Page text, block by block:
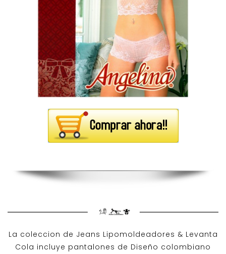
La coleccion de Jeans Lipomoldeadores & Levanta
Cola incluye pantalones de Diseño colombiano